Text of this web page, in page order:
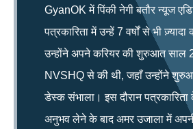
GyanOK में पिंकी नेगी बतौर न्यूज
पत्रकारिता में उन्हें 7 वर्षों से भी
उन्होंने अपने करियर की शुरुआत साल
NVSHQ से की थी, जहाँ उन्होंने
डेस्क संभाला। इस दौरान पत्रकारिता
अनुभव लेने के बाद अमर उजाला में